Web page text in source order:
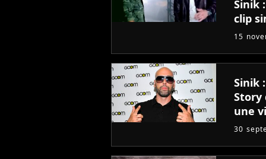
Sinik
clip
15
Sinik
Story
une
30